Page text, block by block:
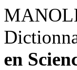
en